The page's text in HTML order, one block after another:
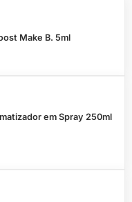
Make B. 5ml
em Spray 250ml